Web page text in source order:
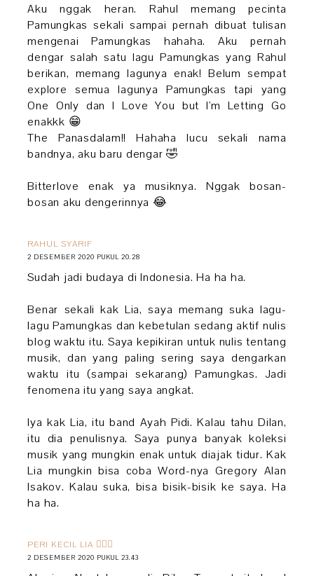
Aku nggak heran. Rahul memang pecinta
Pamungkas sekali sampai pernah dibuat tulisan
mengenai Pamungkas hahaha. Aku pernah
dengar salah satu lagu Pamungkas yang Rahul
berikan, memang lagunya enak! Belum sempat
explore semua lagunya Pamungkas tapi yang
One Only dan I Love You but I'm Letting Go
enakkk 😁
The Panasdalam!! Hahaha lucu sekali nama
bandnya, aku baru dengar 🤣
Bitterlove enak ya musiknya. Nggak bosan-
bosan aku dengerinnya 😂
RAHUL SYARIF
2 DESEMBER 2020 PUKUL 20.28
Sudah jadi budaya di Indonesia. Ha ha ha.
Benar sekali kak Lia, saya memang suka lagu-
lagu Pamungkas dan kebetulan sedang aktif nulis
blog waktu itu. Saya kepikiran untuk nulis tentang
musik, dan yang paling sering saya dengarkan
waktu itu (sampai sekarang) Pamungkas. Jadi
fenomena itu yang saya angkat.
Iya kak Lia, itu band Ayah Pidi. Kalau tahu Dilan,
itu dia penulisnya. Saya punya banyak koleksi
musik yang mungkin enak untuk diajak tidur. Kak
Lia mungkin bisa coba Word-nya Gregory Alan
Isakov. Kalau suka, bisa bisik-bisik ke saya. Ha
ha ha.
PERI KECIL LIA 🧚🏻‍♀️
2 DESEMBER 2020 PUKUL 23.43